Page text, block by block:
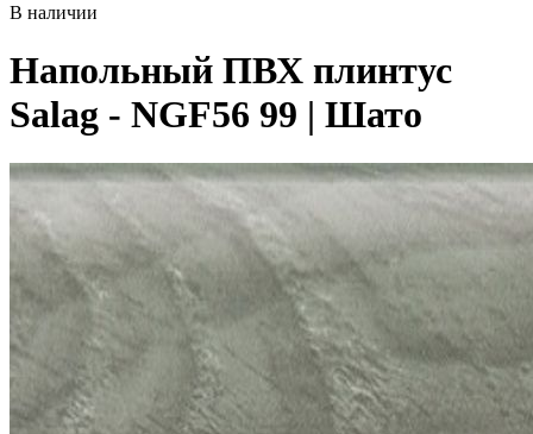
В наличии
Напольный ПВХ плинтус
Salag - NGF56 99 | Шато